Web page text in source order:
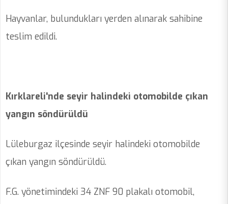
Hayvanlar, bulundukları yerden alınarak sahibine
teslim edildi.
Kırklareli'nde seyir halindeki otomobilde çıkan
yangın söndürüldü
Lüleburgaz ilçesinde seyir halindeki otomobilde
çıkan yangın söndürüldü.
F.G. yönetimindeki 34 ZNF 90 plakalı otomobil,